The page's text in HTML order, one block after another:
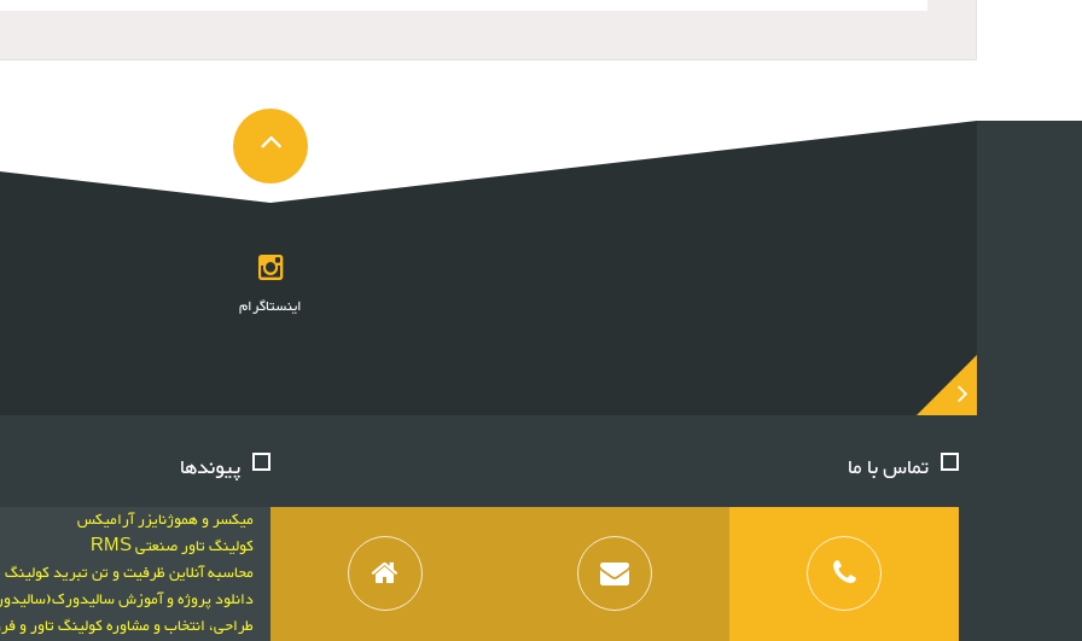
اینستاگرام
تماس با ما پیوندها
میکسر و هموژنایزر آرامیکس
کولینگ تاور صنعتی RMS
محاسبه آنلاین ظرفیت و تن تبرید کولینگ
دانلود پروژه و آموزش
طراحی، انتخاب و مشاوره کولینگ تاور